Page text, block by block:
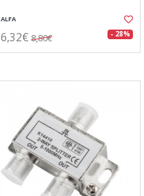
ALFA
6,32€ 8,80€ - 28%